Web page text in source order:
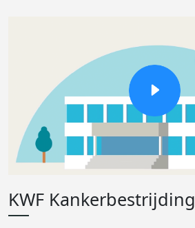
KWF Kankerbestrijding